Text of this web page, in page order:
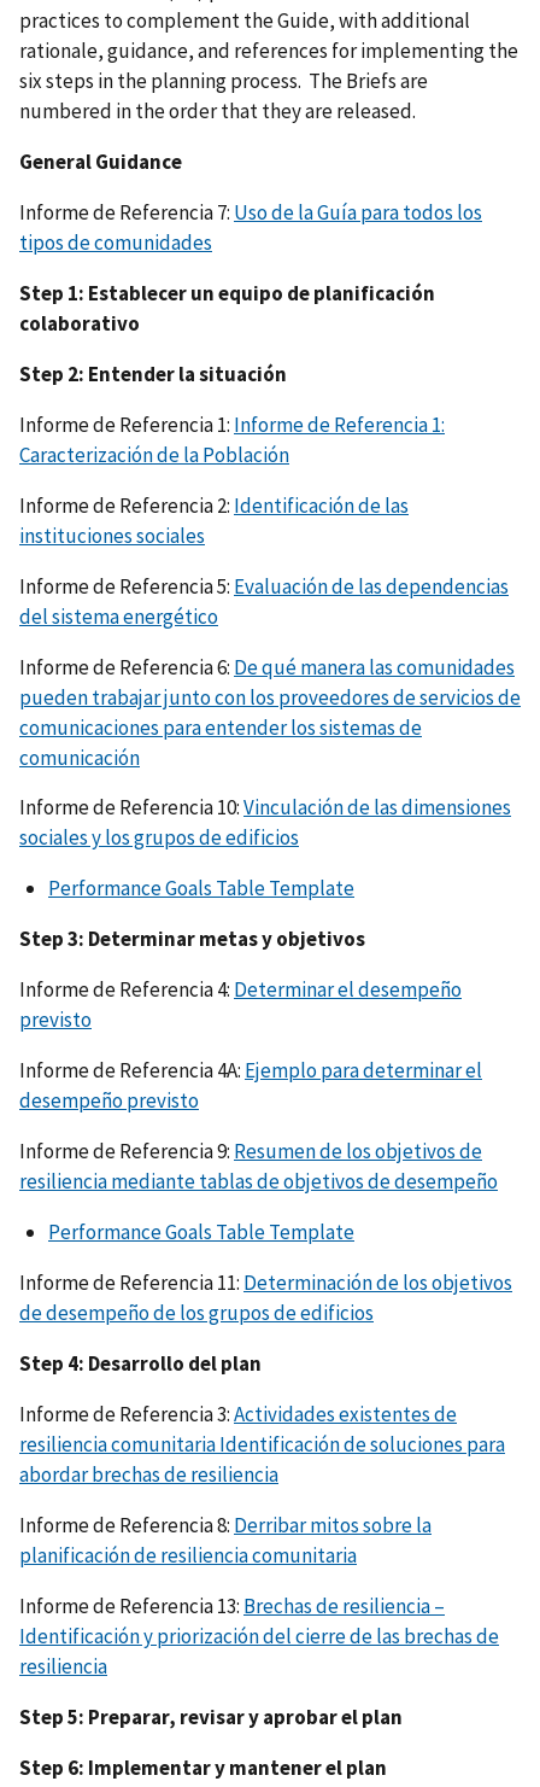
practices to complement the Guide, with additional
rationale, guidance, and references for implementing the
six steps in the planning process. The Briefs are
numbered in the order that they are released.
General Guidance
Informe de Referencia 7: Uso de la Guía para todos los
tipos de comunidades
Step 1: Establecer un equipo de planificación
colaborativo
Step 2: Entender la situación
Informe de Referencia 1: Informe de Referencia 1:
Caracterización de la Población
Informe de Referencia 2: Identificación de las
instituciones sociales
Informe de Referencia 5: Evaluación de las dependencias
del sistema energético
Informe de Referencia 6: De qué manera las comunidades
pueden trabajar junto con los proveedores de servicios de
comunicaciones para entender los sistemas de
comunicación
Informe de Referencia 10:Vinculación de las dimensiones
sociales y los grupos de edificios
Performance Goals Table Template
Step 3: Determinar metas y objetivos
Informe de Referencia 4: Determinar el desempeño
previsto
Informe de Referencia 4A: Ejemplo para determinar el
desempeño previsto
Informe de Referencia 9: Resumen de los objetivos de
resiliencia mediante tablas de objetivos de desempeño
Performance Goals Table Template
Informe de Referencia 11: Determinación de los objetivos
de desempeño de los grupos de edificios
Step 4: Desarrollo del plan
Informe de Referencia 3:Actividades existentes de
resiliencia comunitaria Identificación de soluciones para
abordar brechas de resiliencia
Informe de Referencia 8: Derribar mitos sobre la
planificación de resiliencia comunitaria
Informe de Referencia 13: Brechas de resiliencia –
Identificación y priorización del cierre de las brechas de
resiliencia
Step 5: Preparar, revisar y aprobar el plan
Step 6: Implementar y mantener el plan